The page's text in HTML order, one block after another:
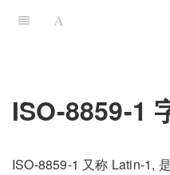
ISO-8859-1
ISO-8859-1 又称 Latin-1,